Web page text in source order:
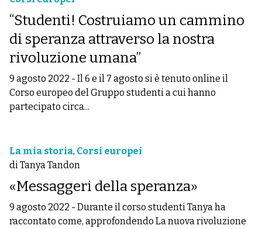
“Studenti! Costruiamo un cammino
di speranza attraverso la nostra
rivoluzione umana”
9 agosto 2022 - Il 6 e il 7 agosto si è tenuto online il
Corso europeo del Gruppo studenti a cui hanno
partecipato circa...
La mia storia, Corsi europei
di Tanya Tandon
«Messaggeri della speranza»
9 agosto 2022 - Durante il corso studenti Tanya ha
raccontato come, approfondendo La nuova rivoluzione